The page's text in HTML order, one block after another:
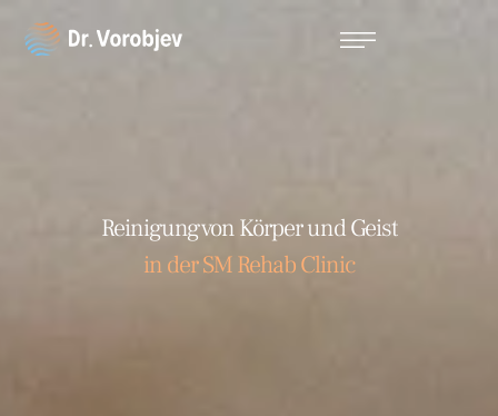
Reinigung von Körper und Geist
in der SM Rehab Clinic